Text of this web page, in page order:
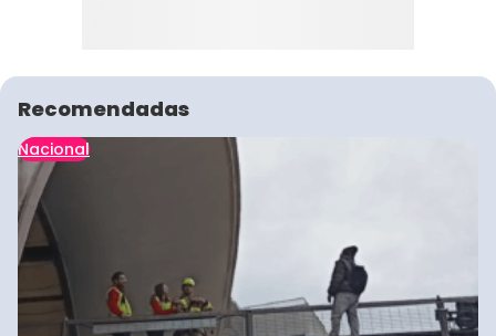
Recomendadas
Nacional